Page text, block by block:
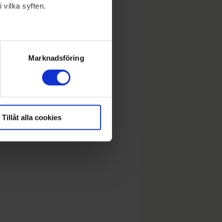
vilka syften.
meter
Marknadsföring
Tillåt alla cookies